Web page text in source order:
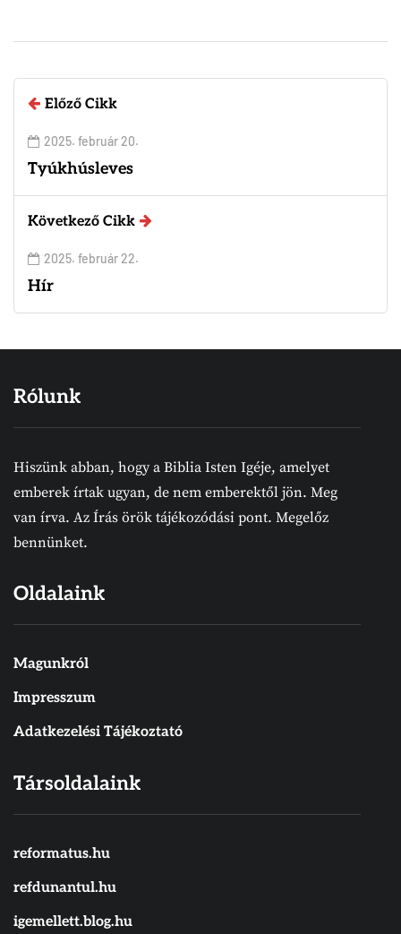
Előző Cikk
2025. február 20.
Tyúkhúsleves
Következő Cikk
2025. február 22.
Hír
Rólunk
Hiszünk abban, hogy a Biblia Isten Igéje, amelyet
emberek írtak ugyan, de nem emberektől jön. Meg
van írva. Az Írás örök tájékozódási pont. Megelőz
bennünket.
Oldalaink
Magunkról
Impresszum
Adatkezelési Tájékoztató
Társoldalaink
reformatus.hu
refdunantul.hu
igemellett.blog.hu